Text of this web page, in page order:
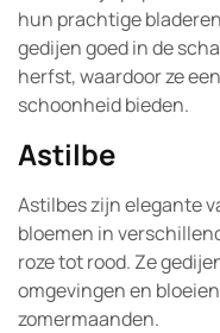
hun prachtige
gedijen goed in de
herfst, waardoor ze
schoonheid bieden.
Astilbe
Astilbes zijn elegante
bloemen in
roze tot rood. Ze
omgevingen en
zomermaanden.